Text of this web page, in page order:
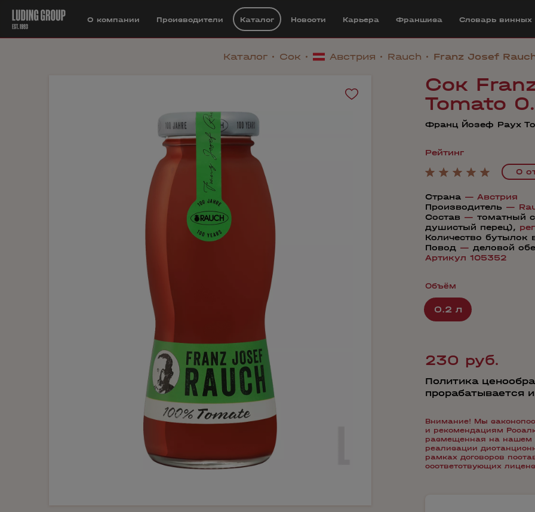
О компании Производители Каталог Новости Карьера Франшиза Cловарь винных
Каталог Сок Австрия Rauch Franz Josef
Сок
Tomato
Франц Йозеф Раух
Рейтинг
0
Страна — Австрия
Производитель —
Состав — томатный
душистый перец),
Количество бутылок
Повод — деловой
Артикул 105352
Объём
0.2 л
230 руб.
Политика
прорабатывается
Внимание! Мы
и рекомендациям
размещенная на нашем
реализации
рамках договоров
соответствующих